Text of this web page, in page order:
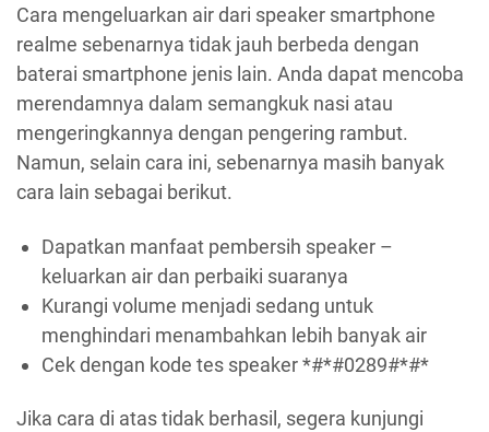
Cara mengeluarkan air dari speaker smartphone
realme sebenarnya tidak jauh berbeda dengan
baterai smartphone jenis lain. Anda dapat mencoba
merendamnya dalam semangkuk nasi atau
mengeringkannya dengan pengering rambut.
Namun, selain cara ini, sebenarnya masih banyak
cara lain sebagai berikut.
Dapatkan manfaat pembersih speaker –
keluarkan air dan perbaiki suaranya
Kurangi volume menjadi sedang untuk
menghindari menambahkan lebih banyak air
Cek dengan kode tes speaker *#*#0289#*#*
Jika cara di atas tidak berhasil, segera kunjungi